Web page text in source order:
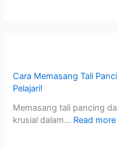
Cara Memasang Tali
Pelajari!
Memasang tali pancing
krusial dalam… Read more